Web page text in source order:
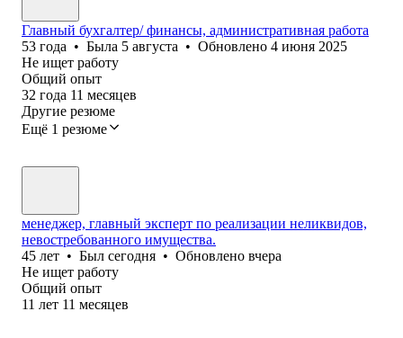
Главный бухгалтер/ финансы, административная работа
53 года • Была 5 августа • Обновлено 4 июня 2025
Не ищет работу
Общий опыт
32 года 11 месяцев
Другие резюме
Ещё 1 резюме
менеджер, главный эксперт по реализации неликвидов,
невостребованного имущества.
45 лет • Был сегодня • Обновлено вчера
Не ищет работу
Общий опыт
11 лет 11 месяцев